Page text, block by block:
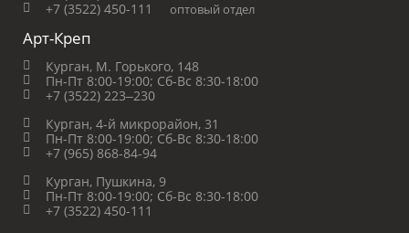
+7 (3522) 450-111
оптовый отдел
Арт-Креп
Курган, М. Горького, 148
Пн-Пт 8:00-19:00; Сб-Вс 8:30-18:00
+7 (3522) 223‒230
Курган, 4-й микрорайон, 31
Пн-Пт 8:00-19:00; Сб-Вс 8:30-18:00
+7 (965) 868-84-94
Курган, Пушкина, 9
Пн-Пт 8:00-19:00; Сб-Вс 8:30-18:00
+7 (3522) 450-111